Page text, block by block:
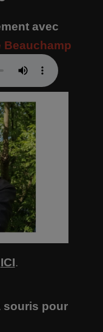
avec
Beauchamp
ICI.
souris pour